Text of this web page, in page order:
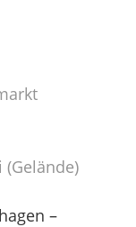
–